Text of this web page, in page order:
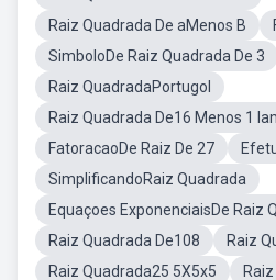
Raiz Quadrada De aMenos B
SimboloDe Raiz Quadrada De 3
Raiz QuadradaPortugol
Raiz Quadrada De16 Menos 1
FatoracaoDe Raiz De 27
SimplificandoRaiz Quadrada
Equaçoes ExponenciaisDe Raiz
Raiz Quadrada De108
Raiz
Raiz Quadrada25 5X5x5